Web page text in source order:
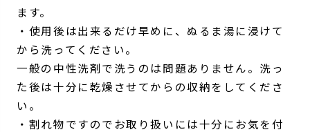
ます。
・使用後は出来るだけ早めに、ぬるま湯に浸けて
から洗ってください。
一般の中性洗剤で洗うのは問題ありません。洗っ
た後は十分に乾燥させてからの収納をしてくださ
い。
・割れ物ですのでお取り扱いには十分にお気を付